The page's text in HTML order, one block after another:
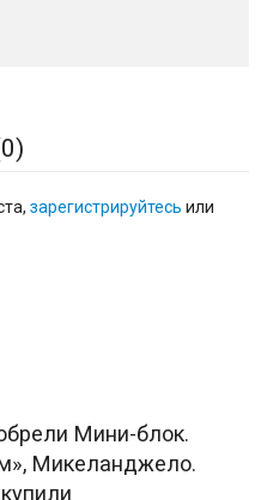
0)
зарегистрируйтесь или
Мини-блок.
Микеланджело.